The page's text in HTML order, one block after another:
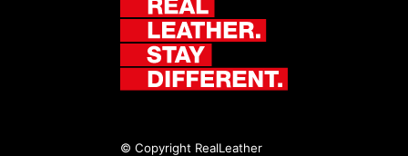
© Copyright RealLeather